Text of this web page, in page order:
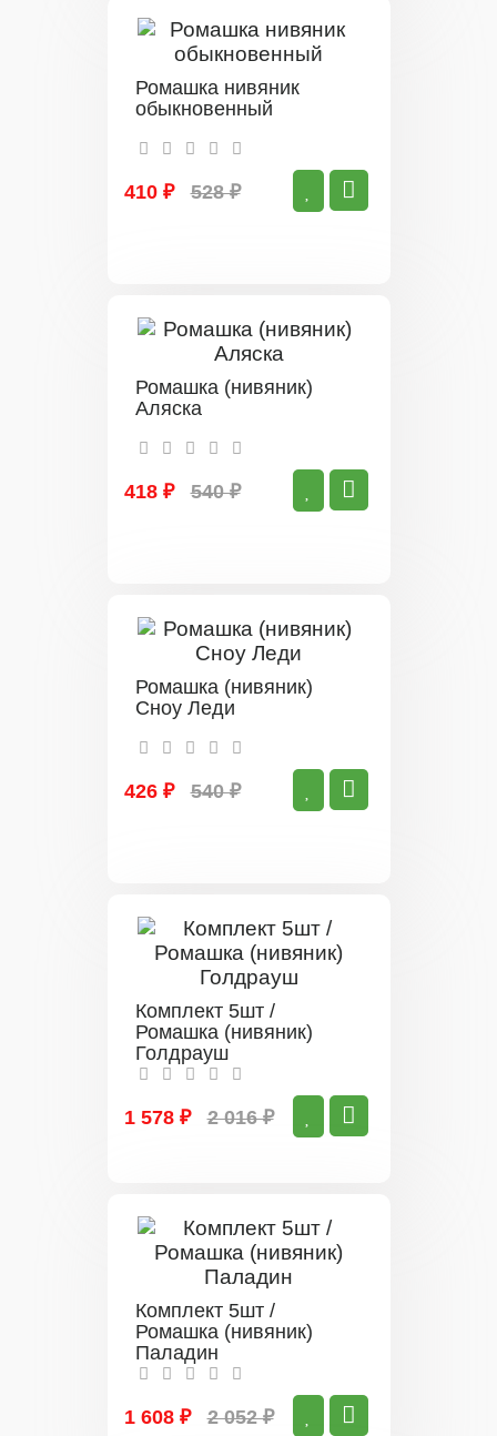
Ромашка нивяник
обыкновенный
410 ₽ 528 ₽
Ромашка (нивяник)
Аляска
418 ₽ 540 ₽
Ромашка (нивяник)
Сноу Леди
426 ₽ 540 ₽
Комплект 5шт /
Ромашка (нивяник)
Голдрауш
1 578 ₽ 2 016 ₽
Комплект 5шт /
Ромашка (нивяник)
Паладин
1 608 ₽ 2 052 ₽